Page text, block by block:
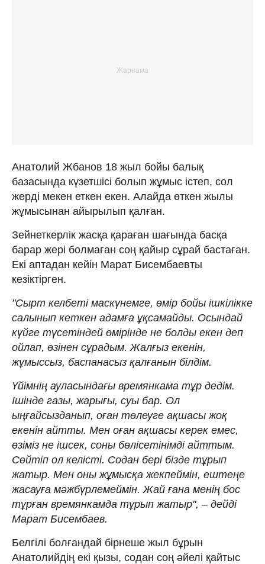
Анатолий Жбанов 18 жыл бойы балық
базасында күзетшісі болып жұмыс істеп, сол
жерді мекен еткен екен. Алайда өткен жылы
жұмысынан айырылып қалған.
Зейнеткерлік жасқа қараған шағында басқа
барар жері болмаған соң қайыр сұрай бастаған.
Екі аптадан кейін Марат Бисембаевты
кезіктірген.
"Сырт келбеті маскүнемге, өмір бойы ішкілікке
салынып кеткен адамға ұқсамайды. Осындай
күйге түсетіндей өмірінде не болды екен деп
ойлап, өзінен сұрадым. Жалғыз екенін,
жұмыссыз, баспанасыз қалғанын білдім.
Үйімнің ауласындағы времянкама тұр дедім.
Ішінде газы, жарығы, суы бар. Ол
ыңғайсызданып, оған төлеуге ақшасы жоқ
екенін айтты. Мен оған ақшасы керек емес,
өзіміз не ішсек, соны бөлісетінімді айттым.
Сөйтіп ол келісті. Содан бері бізде тұрып
жатыр. Мен оны жұмысқа жекпеймін, ештеңе
жасауға мәжбүрлемеймін. Жай ғана менің бос
тұрған времянкамда тұрып жатыр", – дейді
Марат Бисембаев.
Белгілі болғандай бірнеше жыл бұрын
Анатолийдің екі қызы, содан соң әйелі қайтыс